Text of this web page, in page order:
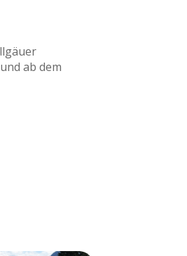
ab dem